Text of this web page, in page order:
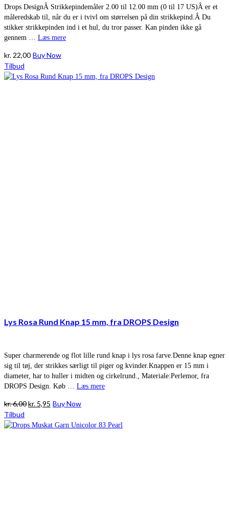
Drops DesignÂ Strikkepindemåler 2.00 til 12.00 mm (0 til 17 US)Â er et
måleredskab til, når du er i tvivl om størrelsen på din strikkepind.Â Du
stikker strikkepinden ind i et hul, du tror passer. Kan pinden ikke gå
gennem … Læs mere
kr. 22,00 Buy Now
Tilbud
Lys Rosa Rund Knap 15 mm, fra DROPS Design
Super charmerende og flot lille rund knap i lys rosa farve.Denne knap egner
sig til tøj, der strikkes særligt til piger og kvinder.Knappen er 15 mm i
diameter, har to huller i midten og cirkelrund., Materiale:Perlemor, fra
DROPS Design. Køb … Læs mere
kr.6,00Den
pris
kr. 5,95 Den
pris
Buy Now
Tilbud